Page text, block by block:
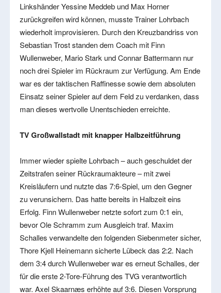
Linkshänder Yessine Meddeb und Max Horner
zurückgreifen wird können, musste Trainer Lohrbach
wiederholt improvisieren. Durch den Kreuzbandriss von
Sebastian Trost standen dem Coach mit Finn
Wullenweber, Mario Stark und Connar Battermann nur
noch drei Spieler im Rückraum zur Verfügung. Am Ende
war es der taktischen Raffinesse sowie dem absoluten
Einsatz seiner Spieler auf dem Feld zu verdanken, dass
man dieses wertvolle Unentschieden erreichte.
TV Großwallstadt mit knapper Halbzeitführung
Immer wieder spielte Lohrbach – auch geschuldet der
Zeitstrafen seiner Rückraumakteure – mit zwei
Kreisläufern und nutzte das 7:6-Spiel, um den Gegner
zu verunsichern. Das hatte bereits in Halbzeit eins
Erfolg. Finn Wullenweber netzte sofort zum 0:1 ein,
bevor Ole Schramm zum Ausgleich traf. Maxim
Schalles verwandelte den folgenden Siebenmeter sicher,
Thore Kjell Heinemann sicherte Lübeck das 2:2. Nach
dem 3:4 durch Wullenweber war es erneut Schalles, der
für die erste 2-Tore-Führung des TVG verantwortlich
war. Axel Skaarnæs erhöhte auf 3:6. Diesen Vorsprung